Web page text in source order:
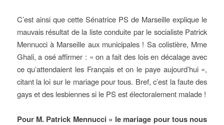
C’est ainsi que cette Sénatrice PS de Marseille explique le
mauvais résultat de la liste conduite par le socialiste Patrick
Mennucci à Marseille aux municipales ! Sa colistière, Mme
Ghali, a osé affirmer : « on a fait des lois en décalage avec
ce qu’attendaient les Français et on le paye aujourd’hui »,
citant la loi sur le mariage pour tous. Bref, c’est la faute des
gays et des lesbiennes si le PS est électoralement malade !
Pour M. Patrick Mennucci « le mariage pour tous nous